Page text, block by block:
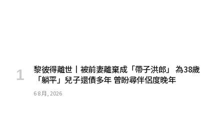
黎彼得離世丨被前妻離棄成「帶子洪郎」 為38歲
「躺平」兒子還債多年 曾盼尋伴侶度晚年
6 8 月, 2026